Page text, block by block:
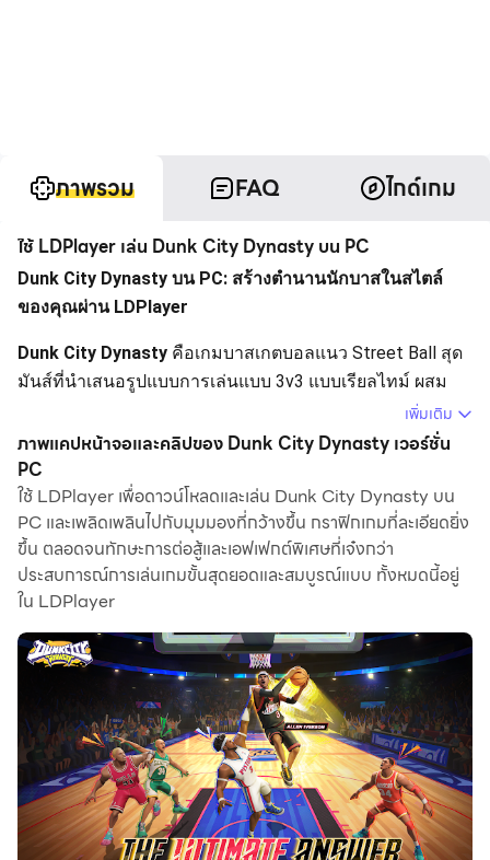
ภาพรวม FAQ ไกด์เกม
ใช้ LDPlayer เล่น Dunk City Dynasty บน PC
Dunk City Dynasty บน PC: สร้างตำนานนักบาสในสไตล์
ของคุณผ่าน LDPlayer
Dunk City Dynasty คือเกมบาสเกตบอลแนว Street Ball สุด
มันส์ที่นำเสนอรูปแบบการเล่นแบบ 3v3 แบบเรียลไทม์ ผสม
ผสานภาพกราฟิกแนวการ์ตูนสุดเท่กับทักษะการดังก์สุด
อลังการ หากคุณต้องการสัมผัสเกมบาสที่ทั้งมันส์ รวดเร็ว
และมีสไตล์ การเล่น
LDPlayerจะมอบประสบการณ์ที่เหนือชั้นทั้งภาพ เสียง และ
การควบคุมที่แม่นยำยิ่งกว่า
ทำไมต้องเล่น Dunk City Dynasty บน LDPlayer?
ควบคุมได้ดีกว่าด้วยคีย์บอร์ดและเมาส์
เกมแนว Street Ball ต้องอาศัยการตอบสนองที่รวดเร็ว
LDPlayer ให้คุณตั้งค่าปุ่มควบคุมเองได้ ช่วยให้เคลื่อนไหว
โจมตี ป้องกัน หรือใช้ท่าดังก์พิเศษได้อย่างแม่นยำและลื่นไหล
กว่าการแตะหน้าจอบนมือถือ
เล่นจอใหญ่ ภาพชัด สไตล์จัดเต็ม
เพิ่มเติม
ภาพแคปหน้าจอและคลิปของ Dunk City Dynasty เวอร์ชั่น
PC
ใช้ LDPlayer เพื่อดาวน์โหลดและเล่น Dunk City Dynasty บน
PC และเพลิดเพลินไปกับมุมมองที่กว้างขึ้น กราฟิกเกมที่ละเอียดยิ่ง
ขึ้น ตลอดจนทักษะการต่อสู้และเอฟเฟกต์พิเศษที่เจ๋งกว่า
ประสบการณ์การเล่นเกมขั้นสุดยอดและสมบูรณ์แบบ ทั้งหมดนี้อยู่
ใน LDPlayer